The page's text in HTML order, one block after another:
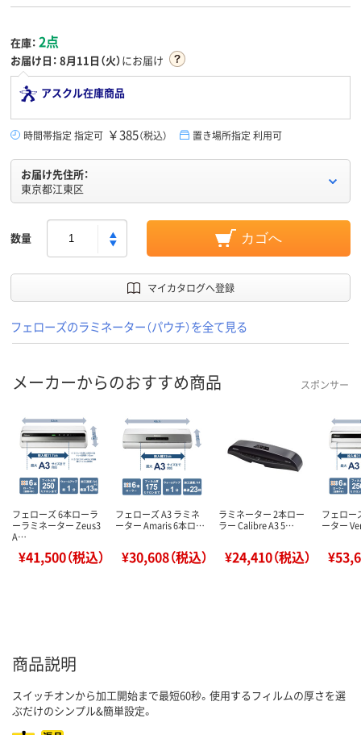
在庫： 2点
お届け日： 8月11日（火）にお届け
アスクル在庫商品
時間帯指定 指定可 ￥385（税込） 置き場所指定 利用可
お届け先住所：
東京都江東区
数量 カゴへ
マイカタログへ登録
フェローズのラミネーター（パウチ）を全て見る
メーカーからのおすすめ商品 スポンサー
フェローズ 6本ローラ
ーラミネーター Zeus3
A…
¥41,500（税込）
フェローズ A3 ラミネ
ーター Amaris 6本ロ…
¥30,608（税込）
ラミネーター 2本ロー
ラー Calibre A3 5…
¥24,410（税込）
フェロー
ーター
商品説明
スイッチオンから加工開始まで最短60秒。使用するフィルムの厚さを選
ぶだけのシンプル&簡単設定。